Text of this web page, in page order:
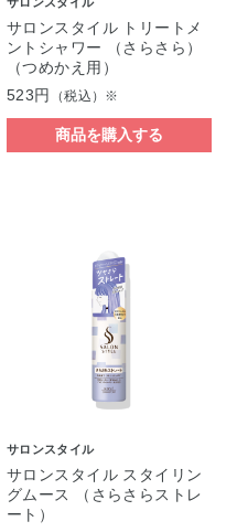
サロンスタイル トリートメ
ントシャワー （さらさら）
（つめかえ用）
523円
（税込）※
商品を購入する
サロンスタイル
サロンスタイル スタイリン
グムース （さらさらストレ
ート）